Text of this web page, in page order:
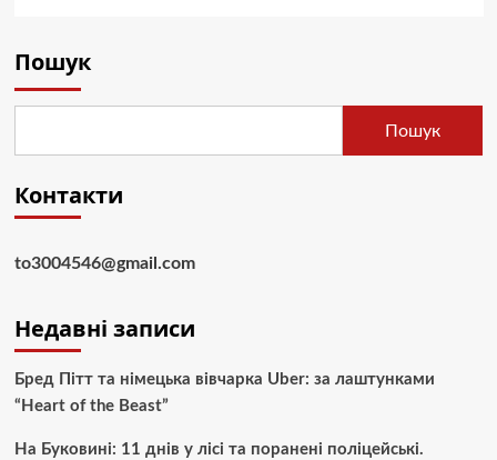
Пошук
Пошук
Контакти
to3004546@gmail.com
Недавні записи
Бред Пітт та німецька вівчарка Uber: за лаштунками
“Heart of the Beast”
На Буковині: 11 днів у лісі та поранені поліцейські.